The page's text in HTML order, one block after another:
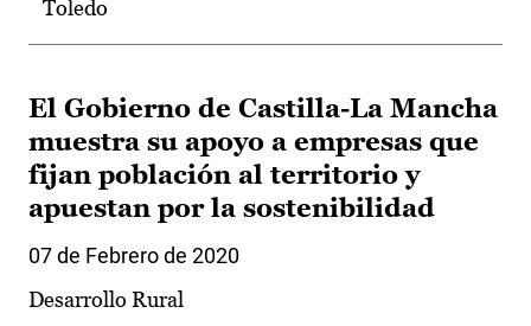
Toledo
El Gobierno de Castilla-La Mancha
muestra su apoyo a empresas que
fijan población al territorio y
apuestan por la sostenibilidad
07 de Febrero de 2020
Desarrollo Rural